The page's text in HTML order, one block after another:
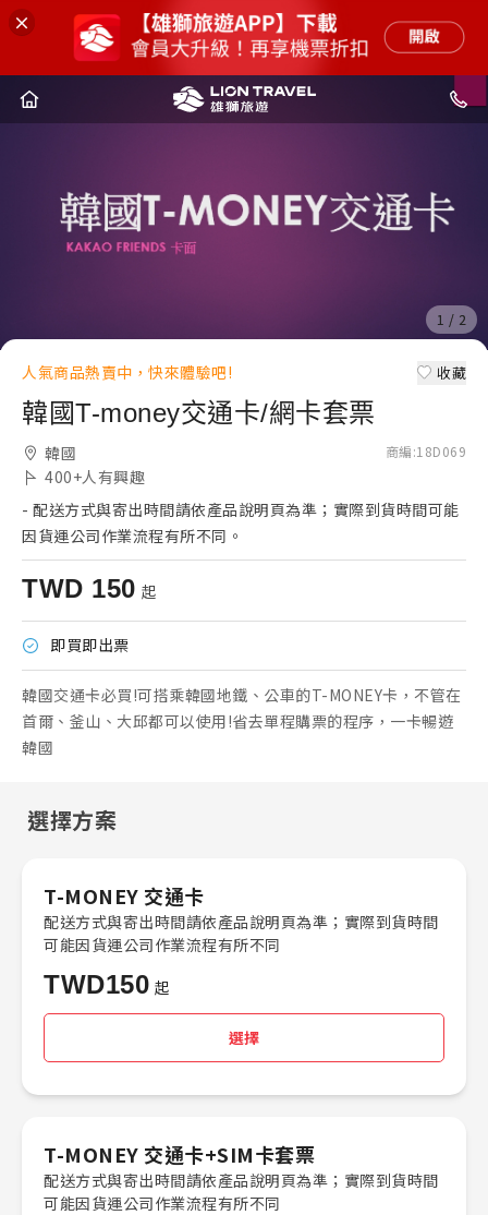
1 / 2
1 / 2
人氣商品熱賣中，快來體驗吧! 收藏
韓國T-money交通卡/網卡套票
韓國
400+人有興趣
商編:18D069
- 配送方式與寄出時間請依產品說明頁為準；實際到貨時間可能
因貨運公司作業流程有所不同。
TWD 150 起
即買即出票
韓國交通卡必買!可搭乘韓國地鐵、公車的T-MONEY卡，不管在
首爾、釜山、大邱都可以使用!省去單程購票的程序，一卡暢遊
韓國
選擇方案
T-MONEY 交通卡
配送方式與寄出時間請依產品說明頁為準；實際到貨時間
可能因貨運公司作業流程有所不同
TWD150 起
選擇
T-MONEY 交通卡+SIM卡套票
配送方式與寄出時間請依產品說明頁為準；實際到貨時間
可能因貨運公司作業流程有所不同